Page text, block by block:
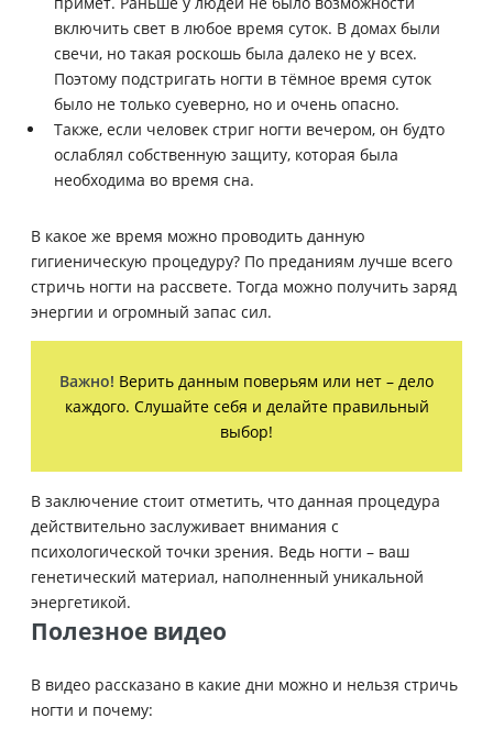
включить свет в любое время суток. В домах были
свечи, но такая роскошь была далеко не у всех.
Поэтому подстригать ногти в тёмное время суток
было не только суеверно, но и очень опасно.
Также, если человек стриг ногти вечером, он будто
ослаблял собственную защиту, которая была
необходима во время сна.
В какое же время можно проводить данную
гигиеническую процедуру? По преданиям лучше всего
стричь ногти на рассвете. Тогда можно получить заряд
энергии и огромный запас сил.
Важно! Верить данным поверьям или нет – дело
каждого. Слушайте себя и делайте правильный
выбор!
В заключение стоит отметить, что данная процедура
действительно заслуживает внимания с
психологической точки зрения. Ведь ногти – ваш
генетический материал, наполненный уникальной
энергетикой.
Полезное видео
В видео рассказано в какие дни можно и нельзя стричь
ногти и почему: